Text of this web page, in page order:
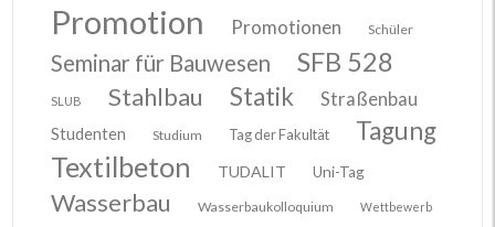
Promotion Promotionen Schüler
Seminar für Bauwesen SFB 528
SLUB Stahlbau Statik Straßenbau
Studenten Studium Tag der Fakultät Tagung
Textilbeton TUDALIT Uni-Tag
Wasserbau Wasserbaukolloquium Wettbewerb